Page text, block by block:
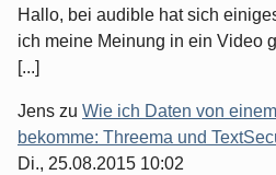
Hallo, bei audible hat sich
ich meine Meinung in ein Video
[...]
Jens zu Wie ich Daten von
bekomme: Threema und
Di., 25.08.2015 10:02